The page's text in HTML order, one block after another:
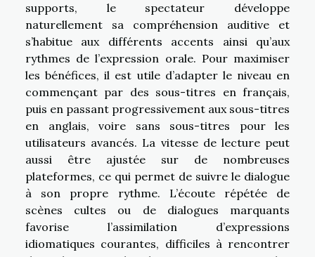
supports, le spectateur développe
naturellement sa compréhension auditive et
s’habitue aux différents accents ainsi qu’aux
rythmes de l’expression orale. Pour maximiser
les bénéfices, il est utile d’adapter le niveau en
commençant par des sous-titres en français,
puis en passant progressivement aux sous-titres
en anglais, voire sans sous-titres pour les
utilisateurs avancés. La vitesse de lecture peut
aussi être ajustée sur de nombreuses
plateformes, ce qui permet de suivre le dialogue
à son propre rythme. L’écoute répétée de
scènes cultes ou de dialogues marquants
favorise l’assimilation d’expressions
idiomatiques courantes, difficiles à rencontrer